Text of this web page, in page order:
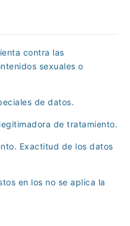
contra las
sexuales o
de datos.
de tratamiento.
Exactitud de los datos
en los no se aplica la